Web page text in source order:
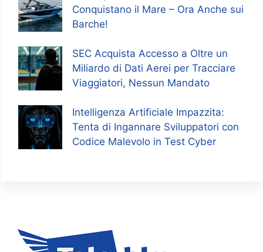
Conquistano il Mare – Ora Anche sui
Barche!
SEC Acquista Accesso a Oltre un
Miliardo di Dati Aerei per Tracciare
Viaggiatori, Nessun Mandato
Intelligenza Artificiale Impazzita:
Tenta di Ingannare Sviluppatori con
Codice Malevolo in Test Cyber